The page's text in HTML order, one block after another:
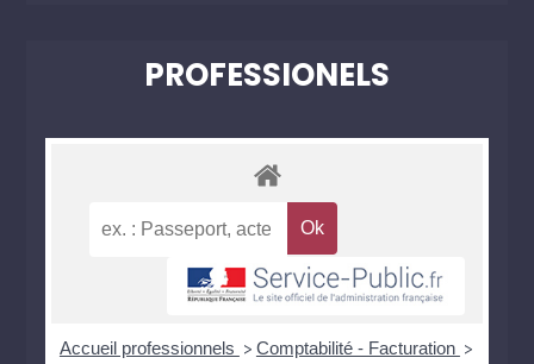
PROFESSIONELS
Accueil professionnels > Comptabilité - Facturation >